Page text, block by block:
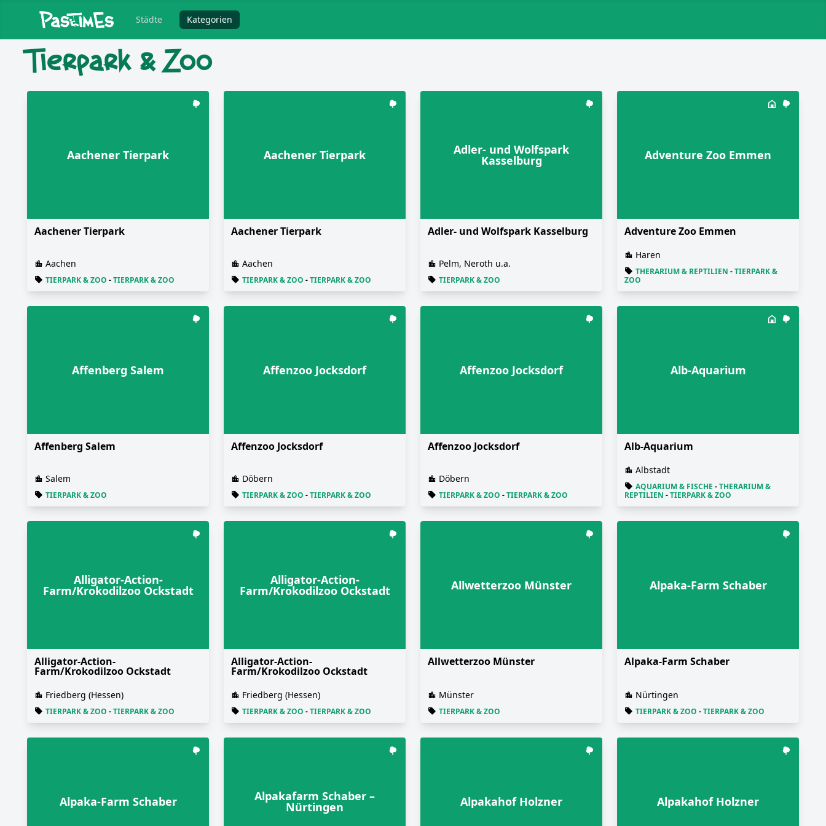
Städte Kategorien
Tierpark & Zoo
Aachener Tierpark
Aachener Tierpark
Aachen
TIERPARK & ZOO -TIERPARK & ZOO
Aachener Tierpark
Aachener Tierpark
Aachen
TIERPARK & ZOO -TIERPARK & ZOO
Adler- und Wolfspark
Kasselburg
Adler- und Wolfspark Kasselburg
Pelm, Neroth u.a.
TIERPARK & ZOO
Adventure Zoo Emmen
Adventure Zoo Emmen
Haren
THERARIUM & REPTILIEN -TIERPARK &
ZOO
Affenberg Salem
Affenberg Salem
Salem
TIERPARK & ZOO
Affenzoo Jocksdorf
Affenzoo Jocksdorf
Döbern
TIERPARK & ZOO -TIERPARK & ZOO
Affenzoo Jocksdorf
Affenzoo Jocksdorf
Döbern
TIERPARK & ZOO -TIERPARK & ZOO
Alb-Aquarium
Alb-Aquarium
Albstadt
AQUARIUM & FISCHE -THERARIUM &
REPTILIEN -TIERPARK & ZOO
Alligator-Action-
Farm/Krokodilzoo Ockstadt
Alligator-Action-
Farm/Krokodilzoo Ockstadt
Friedberg (Hessen)
TIERPARK & ZOO -TIERPARK & ZOO
Alligator-Action-
Farm/Krokodilzoo Ockstadt
Alligator-Action-
Farm/Krokodilzoo Ockstadt
Friedberg (Hessen)
TIERPARK & ZOO -TIERPARK & ZOO
Allwetterzoo Münster
Allwetterzoo Münster
Münster
TIERPARK & ZOO
Alpaka-Farm Schaber
Alpaka-Farm Schaber
Nürtingen
TIERPARK & ZOO -TIERPARK & ZOO
Alpaka-Farm Schaber Alpakafarm Schaber –
Nürtingen Alpakahof Holzner Alpakahof Holzner